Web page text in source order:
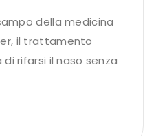
della medicina
il trattamento
rifarsi il naso senza